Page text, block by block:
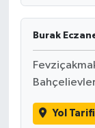
Burak
Yol Tarifi
Teknoloji
Yaşam